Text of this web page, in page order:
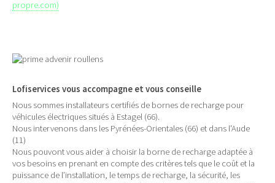
propre.com)
Lofiservices vous accompagne et vous conseille
Nous sommes installateurs certifiés de bornes de recharge pour
véhicules électriques situés à Estagel (66).
Nous intervenons dans les Pyrénées-Orientales (66) et dans l'Aude
(11)
Nous pouvont vous aider à choisir la borne de recharge adaptée à
vos besoins en prenant en compte des critères tels que le coût et la
puissance de l’installation, le temps de recharge, la sécurité, les